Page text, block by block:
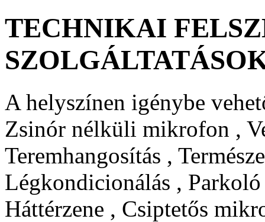
TECHNIKAI
A helyszínen igénybe
Zsinór nélküli mikrofon ,
Teremhangosítás ,
Légkondicionálás ,
Háttérzene , Csiptetős